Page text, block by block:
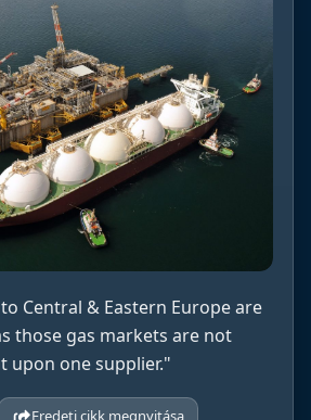
Central & Eastern Europe are
those gas markets are not
upon one supplier."
Eredeti cikk megnyitása